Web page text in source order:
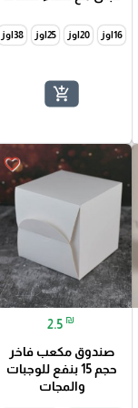
16اوز 20اوز 25اوز 38اوز
add_shopping_cart
favorite_border
2.5 ₪
صندوق مكعب فاخر
حجم 15 بنفع للوجبات
والمجات